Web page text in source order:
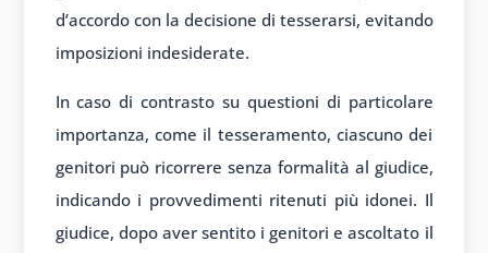
d’accordo con la decisione di tesserarsi, evitando
imposizioni indesiderate.
In caso di contrasto su questioni di particolare
importanza, come il tesseramento, ciascuno dei
genitori può ricorrere senza formalità al giudice,
indicando i provvedimenti ritenuti più idonei. Il
giudice, dopo aver sentito i genitori e ascoltato il